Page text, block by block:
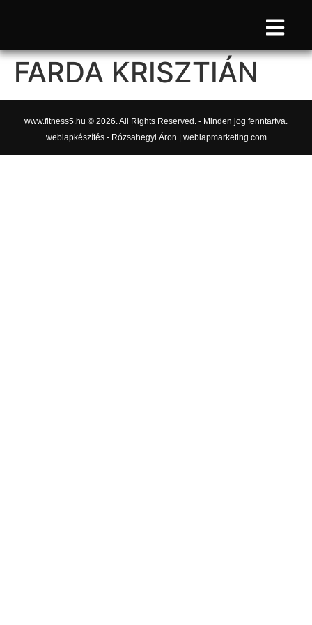
FARDA KRISZTIÁN
www.fitness5.hu © 2026. All Rights Reserved. - Minden jog fenntartva.
weblapkészítés - Rózsahegyi Áron | weblapmarketing.com